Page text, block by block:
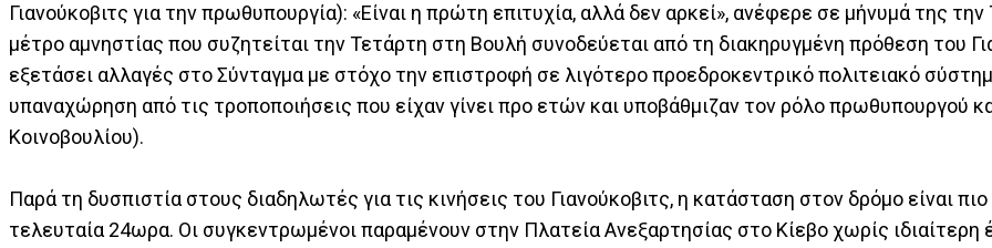
Γιανούκοβιτς για την πρωθυπουργία): «Είναι η πρώτη επιτυχία, αλλά δεν αρκεί», ανέφερε σε μήνυμά της την
μέτρο αμνηστίας που συζητείται την Τετάρτη στη Βουλή συνοδεύεται από τη διακηρυγμένη πρόθεση του
εξετάσει αλλαγές στο Σύνταγμα με στόχο την επιστροφή σε λιγότερο προεδροκεντρικό πολιτειακό
υπαναχώρηση από τις τροποποιήσεις που είχαν γίνει προ ετών και υποβάθμιζαν τον ρόλο πρωθυπουργού
Κοινοβουλίου).
Παρά τη δυσπιστία στους διαδηλωτές για τις κινήσεις του Γιανούκοβιτς, η κατάσταση στον δρόμο είναι
τελευταία 24ωρα. Οι συγκεντρωμένοι παραμένουν στην Πλατεία Ανεξαρτησίας στο Κίεβο χωρίς ιδιαίτερη